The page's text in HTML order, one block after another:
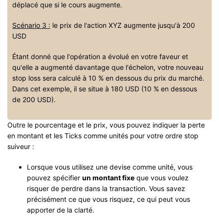
déplacé que si le cours augmente.
Scénario 3 : le prix de l'action XYZ augmente jusqu'à 200
USD
Étant donné que l'opération a évolué en votre faveur et
qu'elle a augmenté davantage que l'échelon, votre nouveau
stop loss sera calculé à 10 % en dessous du prix du marché.
Dans cet exemple, il se situe à 180 USD (10 % en dessous
de 200 USD).
Outre le pourcentage et le prix, vous pouvez indiquer la perte
en montant et les Ticks comme unités pour votre ordre stop
suiveur :
Lorsque vous utilisez une devise comme unité, vous
pouvez spécifier un montant fixe que vous voulez
risquer de perdre dans la transaction. Vous savez
précisément ce que vous risquez, ce qui peut vous
apporter de la clarté.